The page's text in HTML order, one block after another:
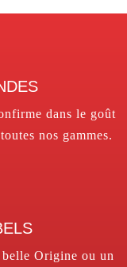
dans le goût
nos gammes.
Origine ou un